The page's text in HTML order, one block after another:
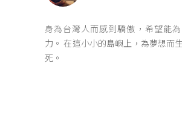
身為台灣人而感到驕傲，希望能
力。 在這小小的島嶼上，為夢想而
死。